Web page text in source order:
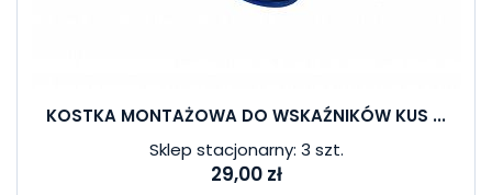
KOSTKA MONTAŻOWA DO WSKAŹNIKÓW KUS ...
Sklep stacjonarny: 3 szt.
29,00 zł